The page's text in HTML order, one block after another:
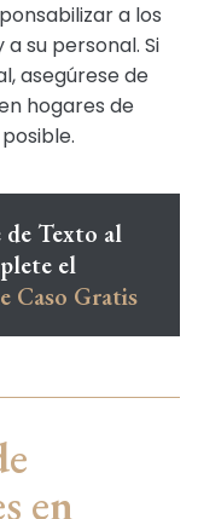
a los
su personal. Si
asegúrese de
hogares de
de Texto al
el
Caso Gratis
en